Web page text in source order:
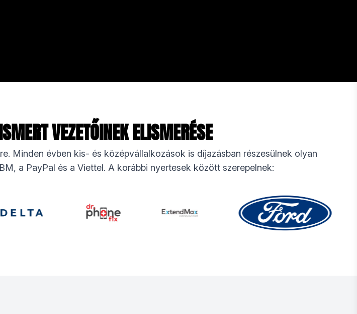
VEZETŐINEK ELISMERÉSE
Minden évben kis- és középvállalkozások is díjazásban részesülnek olyan
a PayPal és a Viettel. A korábbi nyertesek között szerepelnek: